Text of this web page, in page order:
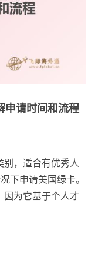
申请时间和流程
别，适合有优秀人
下申请美国绿卡。
因为它基于个人才